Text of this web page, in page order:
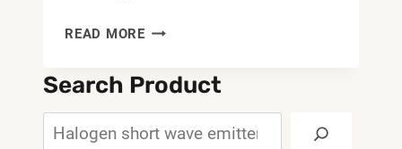
READ MOREATACADO
220V
800W
LÂMPADA
DE
Search Product